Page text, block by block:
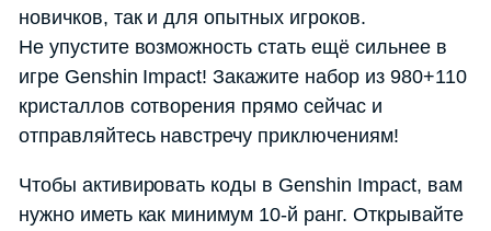
новичков, так и для опытных игроков.
Не упустите возможность стать ещё сильнее в
игре Genshin Impact! Закажите набор из 980+110
кристаллов сотворения прямо сейчас и
отправляйтесь навстречу приключениям!
Чтобы активировать коды в Genshin Impact, вам
нужно иметь как минимум 10-й ранг. Открывайте